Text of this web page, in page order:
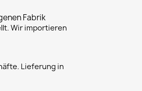
Fabrik
Wir importieren
Lieferung in